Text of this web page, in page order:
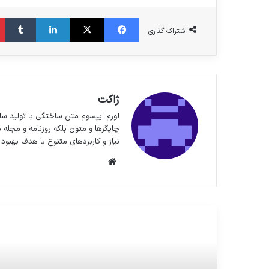
اشتراک گذاری
فیس بوک X لینکدین
ژاکت
لورم ایپسوم متن ساختگی با تولید
چاپگرها و متون بلکه روزنامه و
نیاز و کاربردهای متنوع با هدف